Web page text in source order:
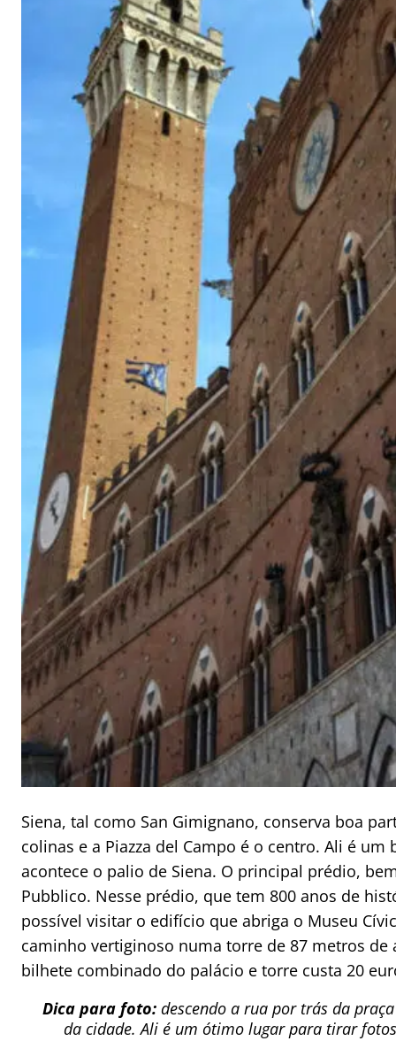
Siena, tal como San Gimignano, conserva boa
colinas e a Piazza del Campo é o centro. Ali é
acontece o palio de Siena. O principal prédio,
Pubblico. Nesse prédio, que tem 800 anos de
possível visitar o edifício que abriga o Museu
caminho vertiginoso numa torre de 87 metros de
bilhete combinado do palácio e torre custa 20
Dica para foto: descendo a rua por trás da
da cidade. Ali é um ótimo lugar para tirar